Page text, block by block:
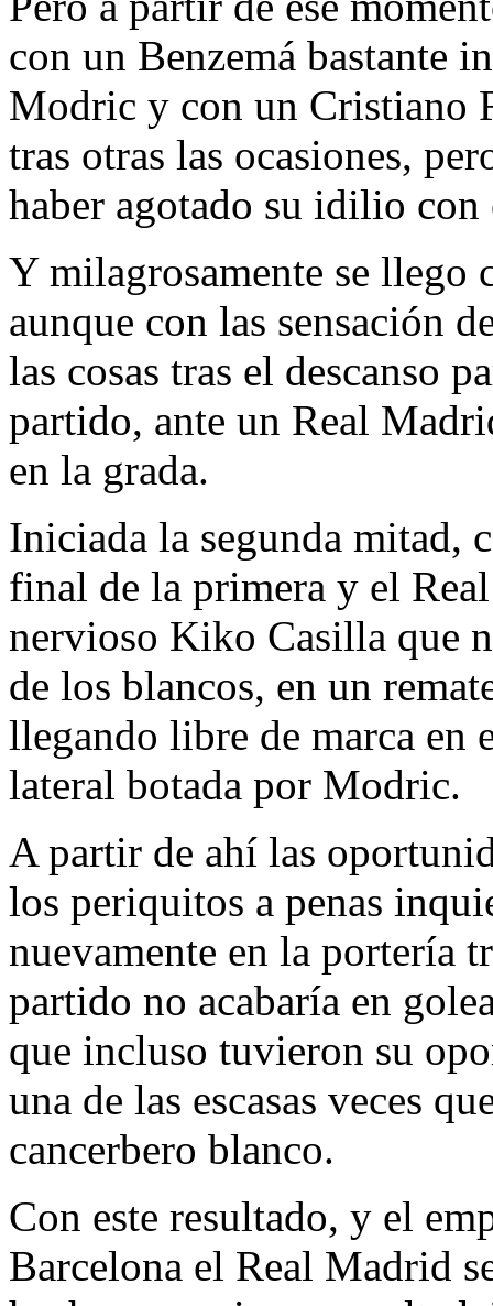
con un Benzemá bastante
Modric y con un Cristiano
tras otras las ocasiones,
haber agotado su idilio
Y milagrosamente se llego
aunque con las sensación
las cosas tras el descanso
partido, ante un Real
en la grada.
Iniciada la segunda mitad,
final de la primera y el
nervioso Kiko Casilla que
de los blancos, en un
llegando libre de marca en
lateral botada por Modric.
A partir de ahí las
los periquitos a penas
nuevamente en la portería
partido no acabaría en
que incluso tuvieron su
una de las escasas veces
cancerbero blanco.
Con este resultado, y el
Barcelona el Real Madrid